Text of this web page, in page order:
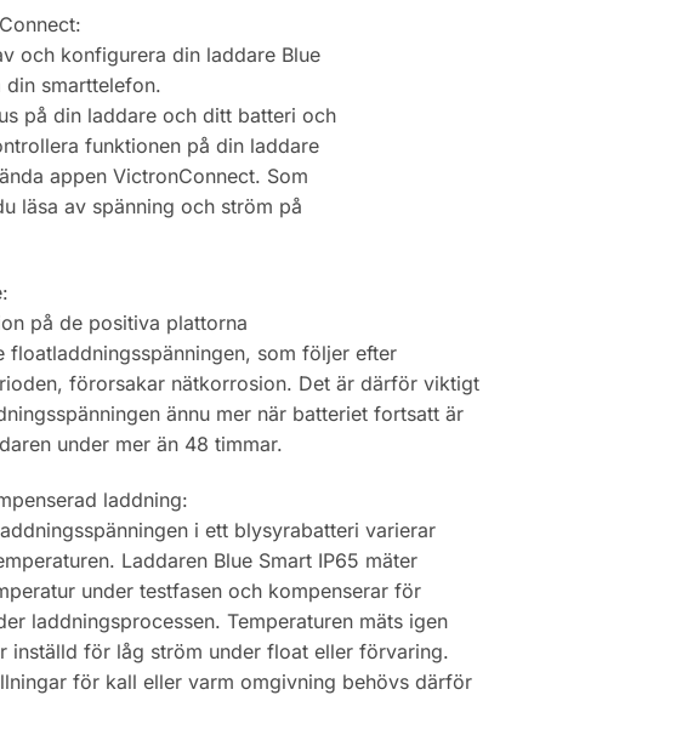
och konfigurera din laddare Blue
din smarttelefon.
på din laddare och ditt batteri och
funktionen på din laddare
appen VictronConnect. Som
läsa av spänning och ström på
på de positiva plattorna
floatladdningsspänningen, som följer efter
förorsakar nätkorrosion. Det är därför viktigt
ännu mer när batteriet fortsatt är
under mer än 48 timmar.
laddning:
i ett blysyrabatteri varierar
Laddaren Blue Smart IP65 mäter
under testfasen och kompenserar för
laddningsprocessen. Temperaturen mäts igen
inställd för låg ström under float eller förvaring.
för kall eller varm omgivning behövs därför